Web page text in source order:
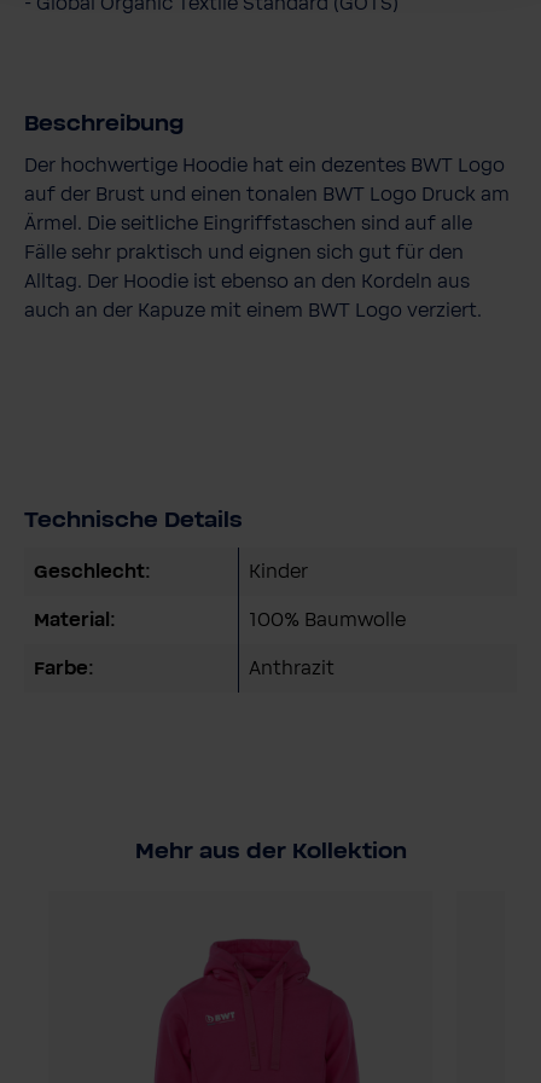
Beschreibung
Der hochwertige Hoodie hat ein dezentes BWT Logo
auf der Brust und einen tonalen BWT Logo Druck am
Ärmel. Die seitliche Eingriffstaschen sind auf alle
Fälle sehr praktisch und eignen sich gut für den
Alltag. Der Hoodie ist ebenso an den Kordeln aus
auch an der Kapuze mit einem BWT Logo verziert.
Technische Details
Geschlecht: Kinder
Material: 100% Baumwolle
Farbe: Anthrazit
Mehr aus der Kollektion